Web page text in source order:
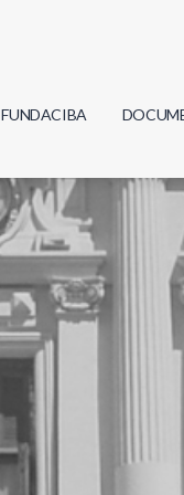
FUNDACIBA
Actas